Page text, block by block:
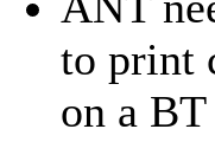
to print
on a